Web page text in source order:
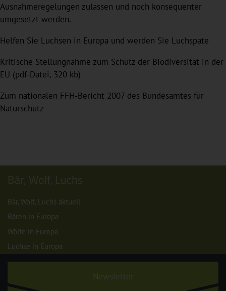
Ausnahmeregelungen zulassen und noch konsequenter
umgesetzt werden.
Helfen Sie Luchsen in Europa und werden Sie Luchspate
Kritische Stellungnahme zum Schutz der Biodiversität in der
EU (pdf-Datei, 320 kb)
Zum nationalen FFH-Bericht 2007 des Bundesamtes für
Naturschutz
Bär, Wolf, Luchs
Bär, Wolf, Luchs aktuell
Bären in Europa
Wölfe in Europa
Luchse in Europa
Newsletter